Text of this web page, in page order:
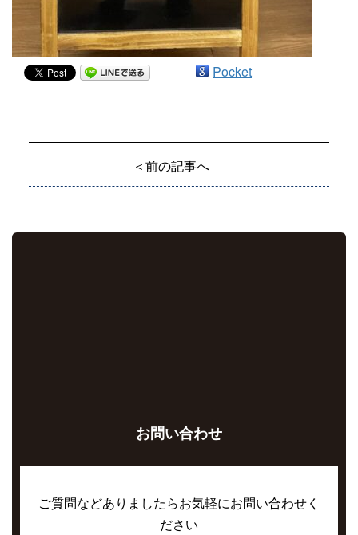
Pocket
＜前の記事へ
お問い合わせ
ご質問などありましたらお気軽にお問い合わせく
ださい